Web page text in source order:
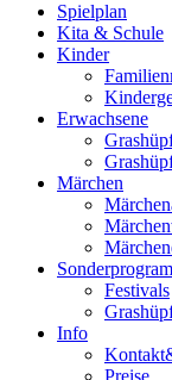
Spielplan
Kita & Schule
Kinder
Erwachsene
Märchen
Festivals
Info